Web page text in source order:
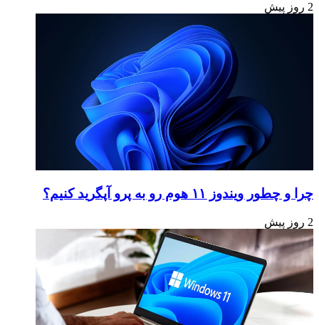
2 روز پیش
چرا و چطور ویندوز ۱۱ هوم رو به پرو آپگرید کنیم؟
2 روز پیش